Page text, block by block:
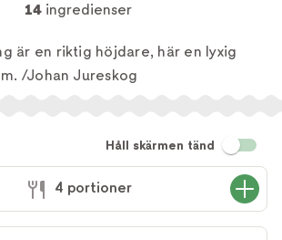
14 ingredienser
är en riktig höjdare, här en lyxig
/Johan Jureskog
Håll skärmen tänd
4 portioner